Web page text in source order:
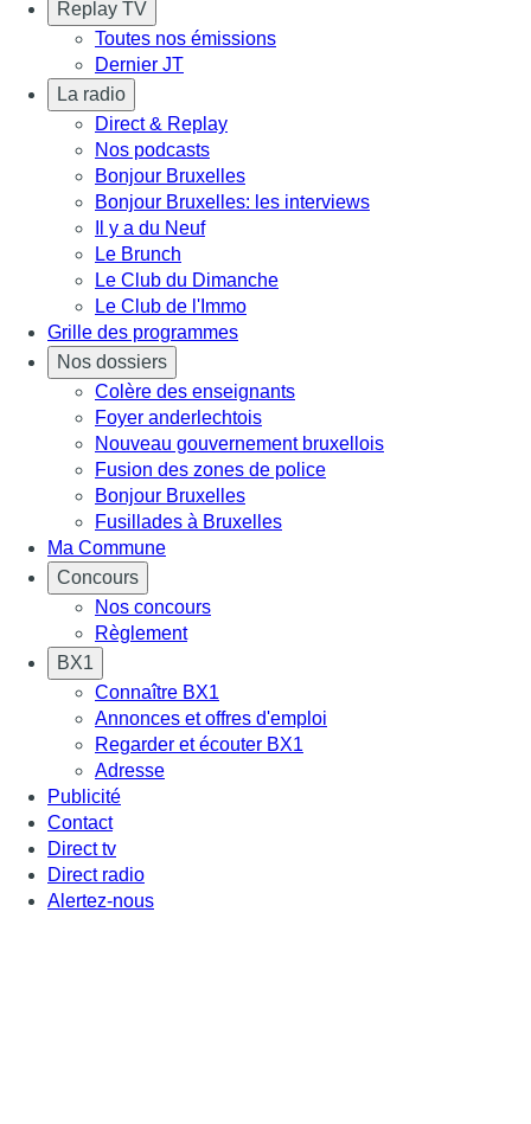
Replay TV
Toutes nos émissions
Dernier JT
La radio
Direct & Replay
Nos podcasts
Bonjour Bruxelles
Bonjour Bruxelles: les interviews
Il y a du Neuf
Le Brunch
Le Club du Dimanche
Le Club de l'Immo
Grille des programmes
Nos dossiers
Colère des enseignants
Foyer anderlechtois
Nouveau gouvernement bruxellois
Fusion des zones de police
Bonjour Bruxelles
Fusillades à Bruxelles
Ma Commune
Concours
Nos concours
Règlement
BX1
Connaître BX1
Annonces et offres d'emploi
Regarder et écouter BX1
Adresse
Publicité
Contact
Direct tv
Direct radio
Alertez-nous